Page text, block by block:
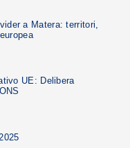
a Matera: territori,
UE: Delibera